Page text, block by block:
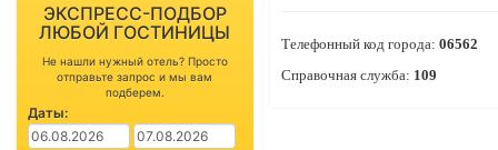
ЭКСПРЕСС-ПОДБОР
ЛЮБОЙ ГОСТИНИЦЫ
Не нашли нужный отель? Просто
отправьте запрос и мы вам
подберем.
Даты:
Телефонный код города: 06562
Справочная служба: 109